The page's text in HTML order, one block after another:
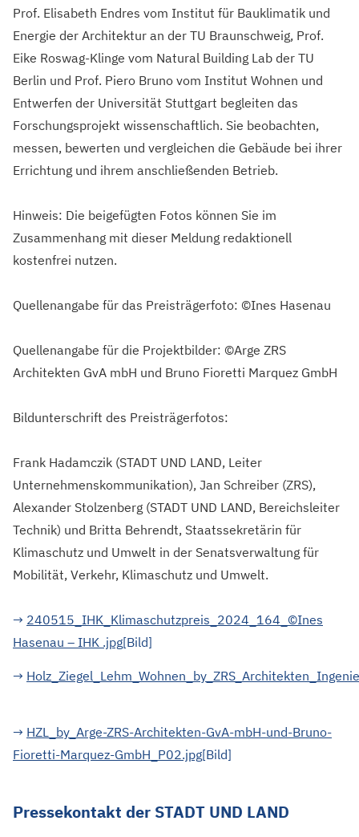
Prof. Elisabeth Endres vom Institut für Bauklimatik und
Energie der Architektur an der TU Braunschweig, Prof.
Eike Roswag-Klinge vom Natural Building Lab der TU
Berlin und Prof. Piero Bruno vom Institut Wohnen und
Entwerfen der Universität Stuttgart begleiten das
Forschungsprojekt wissenschaftlich. Sie beobachten,
messen, bewerten und vergleichen die Gebäude bei ihrer
Errichtung und ihrem anschließenden Betrieb.
Hinweis: Die beigefügten Fotos können Sie im
Zusammenhang mit dieser Meldung redaktionell
kostenfrei nutzen.
Quellenangabe für das Preisträgerfoto: ©Ines Hasenau
Quellenangabe für die Projektbilder: ©Arge ZRS
Architekten GvA mbH und Bruno Fioretti Marquez GmbH
Bildunterschrift des Preisträgerfotos:
Frank Hadamczik (STADT UND LAND, Leiter
Unternehmenskommunikation), Jan Schreiber (ZRS),
Alexander Stolzenberg (STADT UND LAND, Bereichsleiter
Technik) und Britta Behrendt, Staatssekretärin für
Klimaschutz und Umwelt in der Senatsverwaltung für
Mobilität, Verkehr, Klimaschutz und Umwelt.
→ 240515_IHK_Klimaschutzpreis_2024_164_©Ines
Hasenau – IHK .jpg[Bild]
→
→ HZL_by_Arge-ZRS-Architekten-GvA-mbH-und-Bruno-
Fioretti-Marquez-GmbH_P02.jpg[Bild]
Pressekontakt der STADT UND LAND